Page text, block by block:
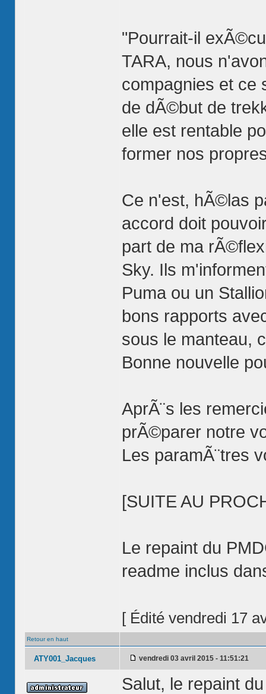
"Pourrait-il
TARA, nous
compagnies et ce
de dÃ©but de
elle est rentable
former nos
Ce n'est, hÃ©las
accord doit
part de ma
Sky. Ils
Puma ou un
bons rapports
sous le manteau,
Bonne nouvelle
AprÃ¨s les
prÃ©parer notre
Les paramÃ¨tres
[SUITE AU
Le repaint du
readme inclus
[ Édité vendredi 17
Retour en haut
ATY001_Jacques vendredi 03 avril 2015 - 11:51:21
Salut, le repaint